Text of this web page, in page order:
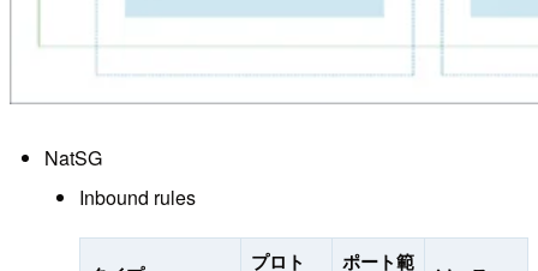
NatSG
Inbound rules
プロト
ポート範